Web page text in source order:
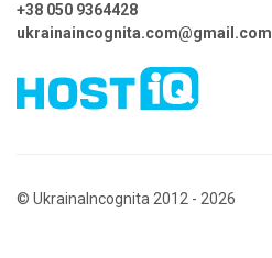
+38 050 9364428
ukrainaincognita.com@gmail.com
© UkrainaIncognita 2012 - 2026